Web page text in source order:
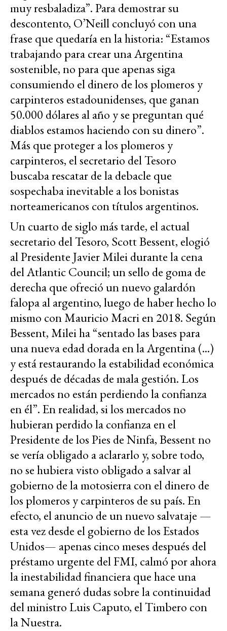
muy resbaladiza”. Para demostrar su
descontento, O’Neill concluyó con una
frase que quedaría en la historia: “Estamos
trabajando para crear una Argentina
sostenible, no para que apenas siga
consumiendo el dinero de los plomeros y
carpinteros estadounidenses, que ganan
50.000 dólares al año y se preguntan qué
diablos estamos haciendo con su dinero”.
Más que proteger a los plomeros y
carpinteros, el secretario del Tesoro
buscaba rescatar de la debacle que
sospechaba inevitable a los bonistas
norteamericanos con títulos argentinos.
Un cuarto de siglo más tarde, el actual
secretario del Tesoro, Scott Bessent, elogió
al Presidente Javier Milei durante la cena
del Atlantic Council; un sello de goma de
derecha que ofreció un nuevo galardón
falopa al argentino, luego de haber hecho lo
mismo con Mauricio Macri en 2018. Según
Bessent, Milei ha “sentado las bases para
una nueva edad dorada en la Argentina (...)
y está restaurando la estabilidad económica
después de décadas de mala gestión. Los
mercados no están perdiendo la confianza
en él”. En realidad, si los mercados no
hubieran perdido la confianza en el
Presidente de los Pies de Ninfa, Bessent no
se vería obligado a aclararlo y, sobre todo,
no se hubiera visto obligado a salvar al
gobierno de la motosierra con el dinero de
los plomeros y carpinteros de su país. En
efecto, el anuncio de un nuevo salvataje —
esta vez desde el gobierno de los Estados
Unidos— apenas cinco meses después del
préstamo urgente del FMI, calmó por ahora
la inestabilidad financiera que hace una
semana generó dudas sobre la continuidad
del ministro Luis Caputo, el Timbero con
la Nuestra.